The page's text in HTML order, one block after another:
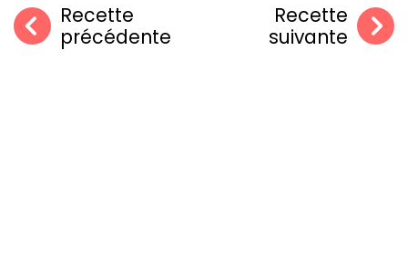
Recette
précédente
Recette
suivante